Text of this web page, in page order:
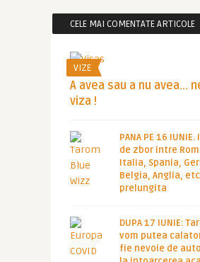
CELE MAI COMENTATE ARTICOLE
VIZE
A avea sau a nu avea…
viza !
PANA PE 16
de zbor intre
Italia, Spania,
Belgia, Anglia,
prelungita
DUPA 17 IUNIE:
vom putea
fie nevoie de